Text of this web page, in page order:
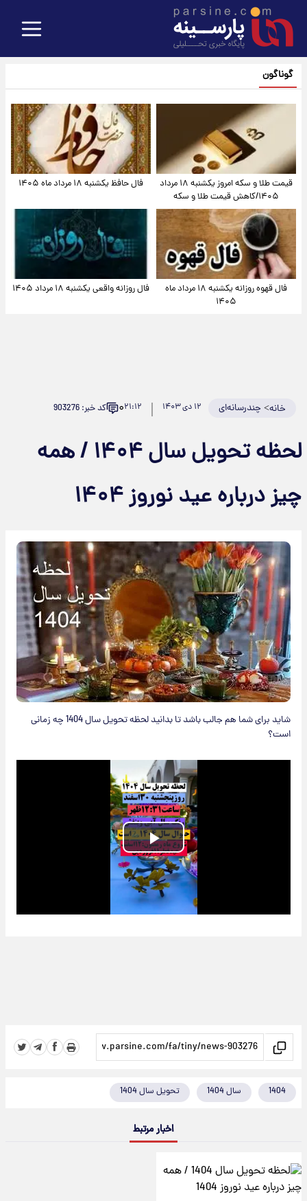
گوناگون
قیمت طلا و سکه امروز یکشنبه ۱۸ مرداد
۱۴۰۵/کاهش قیمت طلا و سکه
فال حافظ یکشنبه ۱۸ مرداد ماه ۱۴۰۵
فال قهوه روزانه یکشنبه ۱۸ مرداد ماه
۱۴۰۵
فال روزانه واقعی یکشنبه ۱۸ مرداد ۱۴۰۵
خانه> چندرسانه‌ای ۱۲ دی ۱۴۰۳ ۲۱:۱۲۰ کد خبر: 903276
لحظه تحویل سال ۱۴۰۴ / همه
چیز درباره عید نوروز ۱۴۰۴
شاید برای شما هم جالب باشد تا بدانید لحظه تحویل سال 1404 چه زمانی
است؟
Play
Video
1404 سال 1404 تحویل سال 1404
اخبار مرتبط